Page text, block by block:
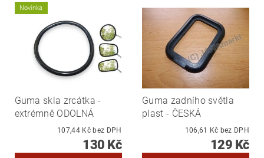
Novinka
Guma skla zrcátka -
extrémně ODOLNÁ
107,44 Kč bez DPH
130 Kč
Guma zadního světla
plast - ČESKÁ
106,61 Kč bez DPH
129 Kč